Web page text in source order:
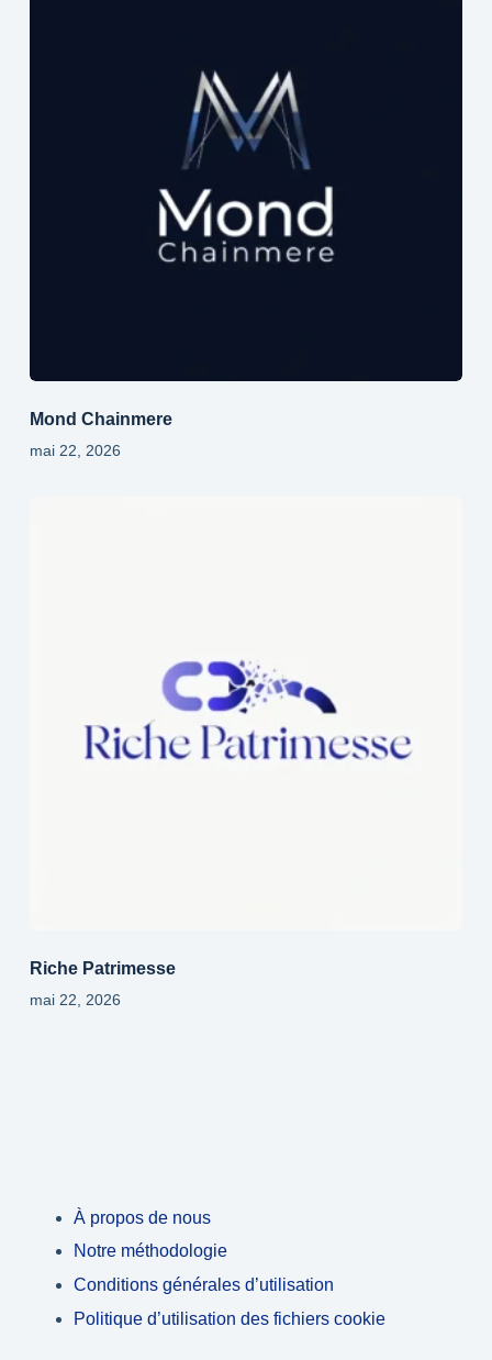
Mond Chainmere
mai 22, 2026
Riche Patrimesse
mai 22, 2026
À propos de nous
Notre méthodologie
Conditions générales d’utilisation
Politique d’utilisation des fichiers cookie